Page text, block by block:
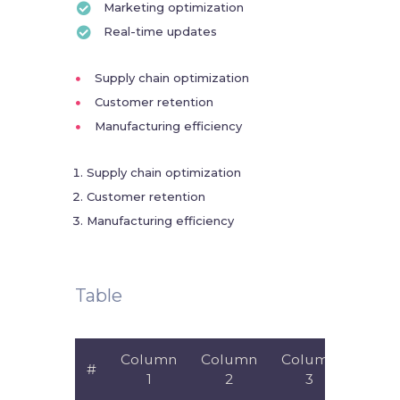
Marketing optimization
Real-time updates
Supply chain optimization
Customer retention
Manufacturing efficiency
Supply chain optimization
Customer retention
Manufacturing efficiency
Table
#
Column
1
Column
2
Column
3